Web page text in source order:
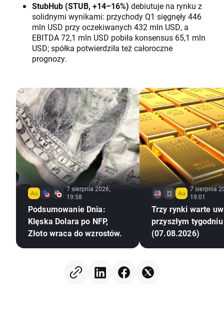
StubHub (STUB, +14–16%) debiutuje na rynku z
solidnymi wynikami: przychody Q1 sięgnęły 446
mln USD przy oczekiwanych 432 mln USD, a
EBITDA 72,1 mln USD pobiła konsensus 65,1 mln
USD; spółka potwierdziła też całoroczne
prognozy.
7 sierpnia 2026,
19:58
Podsumowanie Dnia:
Klęska Dolara po NFP,
Złoto wraca do wzrostów.
7 sierpnia
19:01
Trzy rynki warte
przyszłym tygodniu
(07.08.2026)